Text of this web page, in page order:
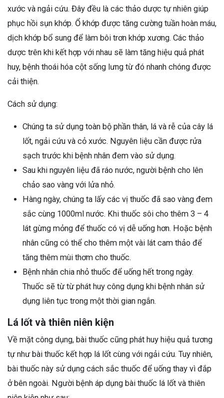
xước và ngải cứu. Đây đều là các thảo dược tự nhiên giúp
phục hồi sụn khớp. Ổ khớp được tăng cường tuần hoàn máu,
dịch khớp bổ sung để làm bôi trơn khớp xương. Các thảo
dược trên khi kết hợp với nhau sẽ làm tăng hiệu quả phát
huy, bệnh thoái hóa cột sống lưng từ đó nhanh chóng được
cải thiện.
Cách sử dụng:
Chúng ta sử dụng toàn bộ phần thân, lá và rễ của cây lá
lốt, ngải cứu và cỏ xước. Nguyên liệu cần được rửa
sạch trước khi bệnh nhân đem vào sử dụng.
Sau khi nguyên liệu đã ráo nước, người bệnh cho lên
chảo sao vàng với lửa nhỏ.
Hàng ngày, chúng ta lấy các vị thuốc đã sao vàng đem
sắc cùng 1000ml nước. Khi thuốc sôi cho thêm 3 – 4
lát gừng mỏng để thuốc có vị dễ uống hơn. Hoặc bệnh
nhân cũng có thể cho thêm một vài lát cam thảo để
tăng thêm mùi thơm cho thuốc.
Bệnh nhân chia nhỏ thuốc để uống hết trong ngày.
Thuốc sẽ từ từ phát huy công dụng khi bệnh nhân sử
dụng liên tục trong một thời gian ngắn.
Lá lốt và thiên niên kiện
Về mặt công dụng, bài thuốc cũng phát huy hiệu quả tương
tự như bài thuốc kết hợp lá lốt cùng với ngải cứu. Tuy nhiên,
bài thuốc này sử dụng cách sắc thuốc để uống thay vì đắp
ở bên ngoài. Người bệnh áp dụng bài thuốc lá lốt và thiên